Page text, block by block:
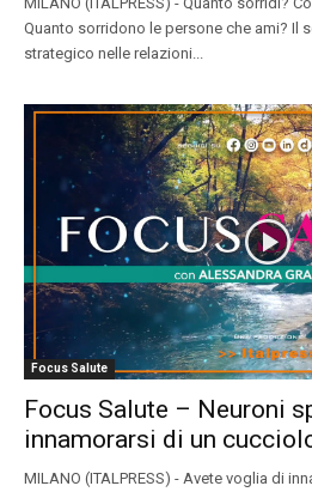
Quanto sorridono le persone che ami? Il
strategico nelle relazioni...
Focus Salute
Focus Salute – Neuroni
innamorarsi di un
MILANO (ITALPRESS) - Avete voglia di